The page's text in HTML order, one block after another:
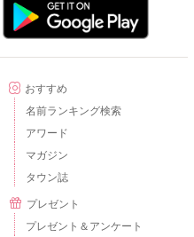
おすすめ
名前ランキング検索
アワード
マガジン
タウン誌
プレゼント
プレゼント＆アンケート